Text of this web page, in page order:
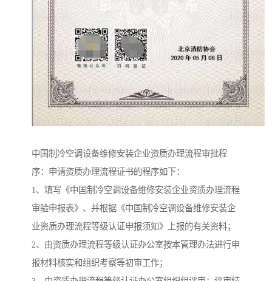
中国制冷空调设备维修安装企业资质办理流程审批程
序：申请资质办理流程证书的程序如下：
1、填写《中国制冷空调设备维修安装企业资质办理流程
审验申报表》、并根据《中国制冷空调设备维修安装企
业资质办理流程等级认证申报须知》上报的有关资料；
2、由资质办理流程等级认证办公室按本管理办法进行申
报材料核实和组织考察等初审工作；